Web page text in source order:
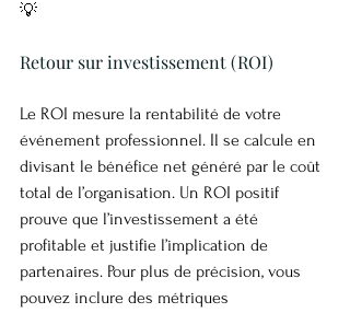
💡
Retour sur investissement (ROI)
Le ROI mesure la rentabilité de votre
événement professionnel. Il se calcule en
divisant le bénéfice net généré par le coût
total de l’organisation. Un ROI positif
prouve que l’investissement a été
profitable et justifie l’implication de
partenaires. Pour plus de précision, vous
pouvez inclure des métriques